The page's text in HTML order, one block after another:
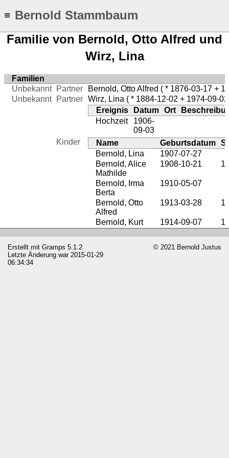
≡ Bernold Stammbaum
Familie von Bernold, Otto Alfred und
Wirz, Lina
Familien
Unbekannt
Partner Bernold, Otto Alfred ( * 1876-03-17 +
Unbekannt
Partner Wirz, Lina ( * 1884-12-02 + 1974-09-
Ereignis
Datum Ort
Hochzeit
1906-
09-03
Kinder
Name Geburtsdatum
Bernold, Lina
1907-07-27
Bernold, Alice
Mathilde
1908-10-21
Bernold, Irma
Berta
1910-05-07
Bernold, Otto
Alfred
1913-03-28
Bernold, Kurt 1914-09-07
Erstellt mit Gramps 5.1.2
Letzte Änderung war 2015-01-29
06:34:34
© 2021 Bernold Justus